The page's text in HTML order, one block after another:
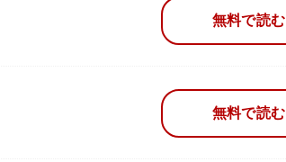
無料で読む
無料で読む